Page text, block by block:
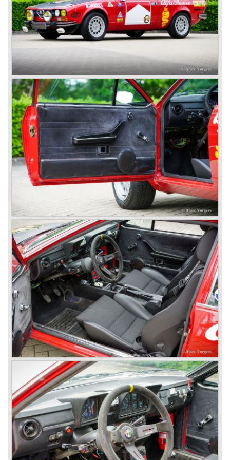
the 6C 2500 again which had been in production for over
ten years already. Just in time the people in charge of Alfa
Romeo realized that the industry had changed and that the
market for large, expensive "tailor made" automobiles was
increasing rapidly.
started preparing for standardized industrial automobile
production as other manufacturers did before following the
ideas of Henry Ford.
In the year 1949 the first result of the new Alfa Romeo era
saw the light of day; the Alfa Romeo 1900!
The Alfa Romeo 1900 was the first Alfa Romeo built with a
unitary bodywork construction (without separate chassis).
The car was also the first fully industrial -mass- produced
car to come out of the Alfa Romeo factory.
In the early fifties of the ninetieth century Alfa Romeo
started to compete in racing-events again...racing their old
prewar competition-cars and WINNING with Fangio
behind the wheel! Soon thereafter Ferrari, Jaguar and
Mercedes were back in winning position.
1954 was the year of introduction of the Alfa Romeo
Giulietta series. The Alfa Romeo 1900 was still in
production then but production was ceased in the year
1958. The Giulietta series included some very fine
classics like the Bertone Sprint, Giulietta SS (Sprint
Speciale) and the Pinin Farina Convertible.
The year 1962 saw the introduction of the Giulia series
with a handsome, modern and sporty, four-door saloon, a
Giulia Spider Veloce (successor of the Alfa Romeo
Duetto), a Giulia GTV coupe model by Bertone and an
impressive Zagato 1300 junior. The Giulietta SS was
prolonged and renamed Giulia SS.
All Giulietta and Giulia models were characterized by their
unitary bodywork construction, their powerfull aluminum
alloy engines, double overhead camshafts and five speed
gearboxes (with floor shift!), excellent roadholding
capabilities and excellent body designs.
Alfa Romeo has the honour together with Mercedes Benz
to have the greatest racing and sportscar history which
continued over many decades. Regretfully it was that in
the 1980'ies not very much was left that symbolized that
great history. The cars coming out of the factory those
days (Alfetta series) were more or less dull (many
saloons), not very inspiring - except the Alfetta GTV,
quality was poor and no one at Alfa Romeo was thinking of
racing anymore for decades.
The Alfetta series was not the bestseller the Giulia has
been for Alfa Romeo. Alfa Romeo did have a potential best
seller; the Alfasud (a tremendous driver with boxer-